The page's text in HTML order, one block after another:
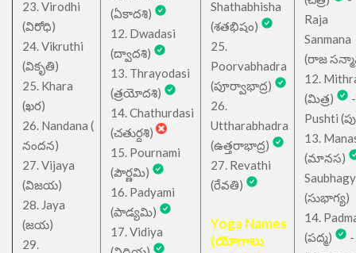
23. Virodhi
(విరోధి)
24. Vikruthi
(వికృతి)
25. Khara
(ఖర)
26. Nandana (
నందన)
27. Vijaya
(విజయ)
28. Jaya
(జయ)
29.
(ఏకాదశి)
12. Dwadasi
(ద్వాదశి)
13. Thrayodasi
(త్రయోదశి)
14. Chathurdasi
(చతుర్దశి)
15. Pournami
(పౌర్ణమి)
16. Padyami
(పాడ్యమి)
17. Vidiya
Shathabhisha
(శతభిషం)
25.
Poorvabhadra
(పూర్వాభాద్ర)
26.
Uttharabhadra
(ఉత్తరాభాద్ర)
27. Revathi
(రేవతి)
Yoga Names
(యోగాలు
Raja
Sanmana
(రాజ
12.
(మిత్ర)
-
Pushti
13.
(మానస)
(సుభాగ్య)
14.
(పద్మ)
-